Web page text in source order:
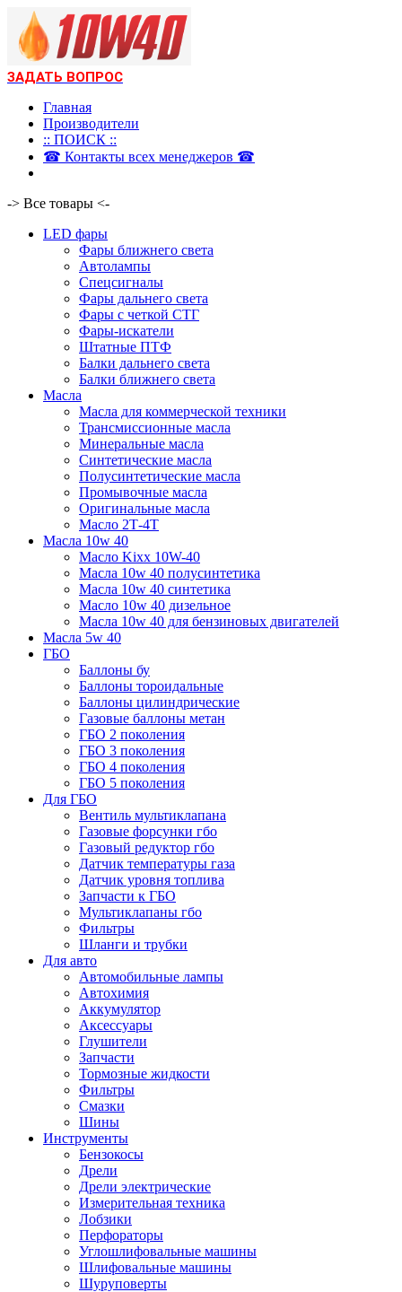
ЗАДАТЬ ВОПРОС
Главная
Производители
:: ПОИСК ::
☎ Контакты всех менеджеров ☎
-> Все товары <-
LED фары
Фары ближнего света
Автолампы
Спецсигналы
Фары дальнего света
Фары с четкой СТГ
Фары-искатели
Штатные ПТФ
Балки дальнего света
Балки ближнего света
Масла
Масла для коммерческой техники
Трансмиссионные масла
Минеральные масла
Синтетические масла
Полусинтетические масла
Промывочные масла
Оригинальные масла
Масло 2Т-4Т
Масла 10w 40
Mасло Kixx 10W-40
Масла 10w 40 полусинтетика
Масла 10w 40 синтетика
Масло 10w 40 дизельное
Масла 10w 40 для бензиновых двигателей
Масла 5w 40
ГБО
Баллоны бу
Баллоны тороидальные
Баллоны цилиндрические
Газовые баллоны метан
ГБО 2 поколения
ГБО 3 поколения
ГБО 4 поколения
ГБО 5 поколения
Для ГБО
Вентиль мультиклапана
Газовые форсунки гбо
Газовый редуктор гбо
Датчик температуры газа
Датчик уровня топлива
Запчасти к ГБО
Мультиклапаны гбо
Фильтры
Шланги и трубки
Для авто
Автомобильные лампы
Автохимия
Аккумулятор
Аксессуары
Глушители
Запчасти
Тормозные жидкости
Фильтры
Смазки
Шины
Инструменты
Бензокосы
Дрели
Дрели электрические
Измерительная техника
Лобзики
Перфораторы
Углошлифовальные машины
Шлифовальные машины
Шуруповерты